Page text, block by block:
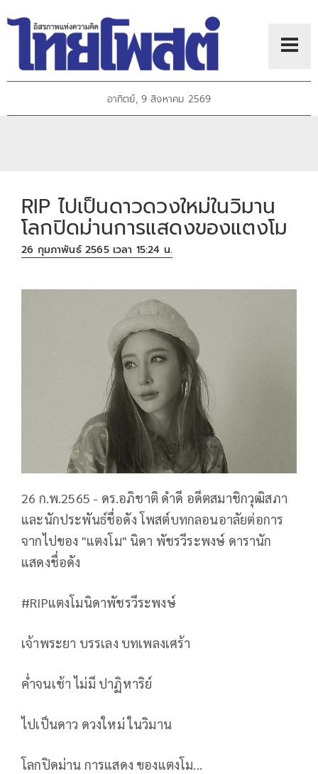
อาทิตย์, 9 สิงหาคม 2569
RIP ไปเป็นดาวดวงใหม่ในวิมาน
โลกปิดม่านการแสดงของแตงโม
26 กุมภาพันธ์ 2565 เวลา 15:24 น.
26 ก.พ.2565 - ดร.อภิชาติ ดำดี อดีตสมาชิกวุฒิสภา
และนักประพันธ์ชื่อดัง โพสต์บทกลอนอาลัยต่อการ
จากไปของ "แตงโม" นิดา พัชรวีระพงษ์ ดารานัก
แสดงชื่อดัง
#RIPแตงโมนิดาพัชรวีระพงษ์
เจ้าพระยา บรรเลง บทเพลงเศร้า
ค่ำจนเช้า ไม่มี ปาฏิหาริย์
ไปเป็นดาว ดวงใหม่ ในวิมาน
โลกปิดม่าน การแสดง ของแตงโม...